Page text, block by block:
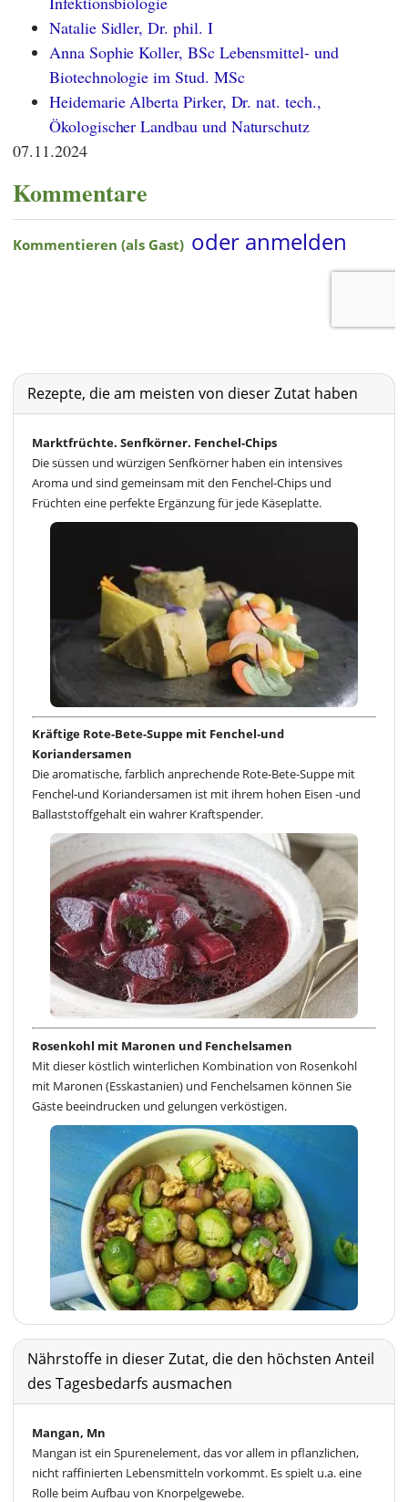
Natalie Sidler, Dr. phil. I
Anna Sophie Koller, BSc Lebensmittel- und
Biotechnologie im Stud. MSc
Heidemarie Alberta Pirker, Dr. nat. tech.,
Ökologischer Landbau und Naturschutz
07.11.2024
Kommentare
Rezepte, die am meisten von dieser Zutat haben
Marktfrüchte. Senfkörner. Fenchel-Chips
Die süssen und würzigen Senfkörner haben ein intensives
Aroma und sind gemeinsam mit den Fenchel-Chips und
Früchten eine perfekte Ergänzung für jede Käseplatte.
Kräftige Rote-Bete-Suppe mit Fenchel-und
Koriandersamen
Die aromatische, farblich anprechende Rote-Bete-Suppe mit
Fenchel-und Koriandersamen ist mit ihrem hohen Eisen -und
Ballaststoffgehalt ein wahrer Kraftspender.
Rosenkohl mit Maronen und Fenchelsamen
Mit dieser köstlich winterlichen Kombination von Rosenkohl
mit Maronen (Esskastanien) und Fenchelsamen können Sie
Gäste beeindrucken und gelungen verköstigen.
Nährstoffe in dieser Zutat, die den höchsten Anteil
des Tagesbedarfs ausmachen
Mangan, Mn
Mangan ist ein Spurenelement, das vor allem in pflanzlichen,
nicht raffinierten Lebensmitteln vorkommt. Es spielt u.a. eine
Rolle beim Aufbau von Knorpelgewebe.